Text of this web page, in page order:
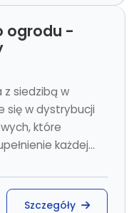
ogrodu -
z siedzibą w
się w dystrybucji
które
każdej...
Szczegóły